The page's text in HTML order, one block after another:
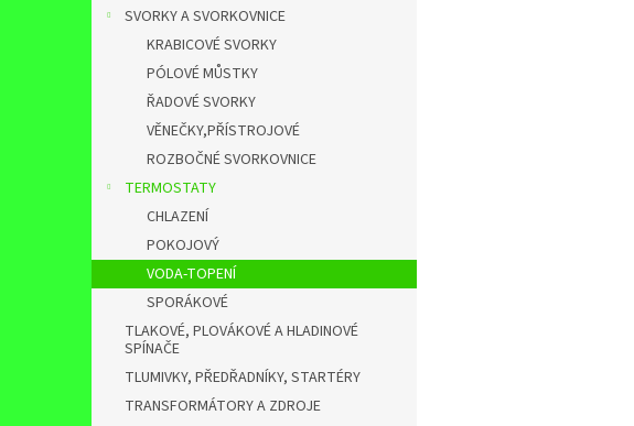
SVORKY A SVORKOVNICE
KRABICOVÉ SVORKY
PÓLOVÉ MŮSTKY
ŘADOVÉ SVORKY
VĚNEČKY,PŘÍSTROJOVÉ
ROZBOČNÉ SVORKOVNICE
TERMOSTATY
CHLAZENÍ
POKOJOVÝ
VODA-TOPENÍ
SPORÁKOVÉ
TLAKOVÉ, PLOVÁKOVÉ A HLADINOVÉ
SPÍNAČE
TLUMIVKY, PŘEDŘADNÍKY, STARTÉRY
TRANSFORMÁTORY A ZDROJE